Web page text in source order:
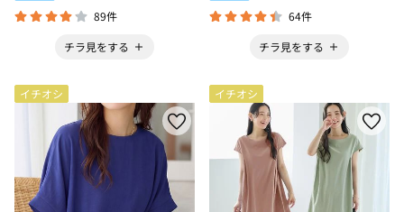
89件
チラ見をする
64件
チラ見をする
イチオシ イチオシ